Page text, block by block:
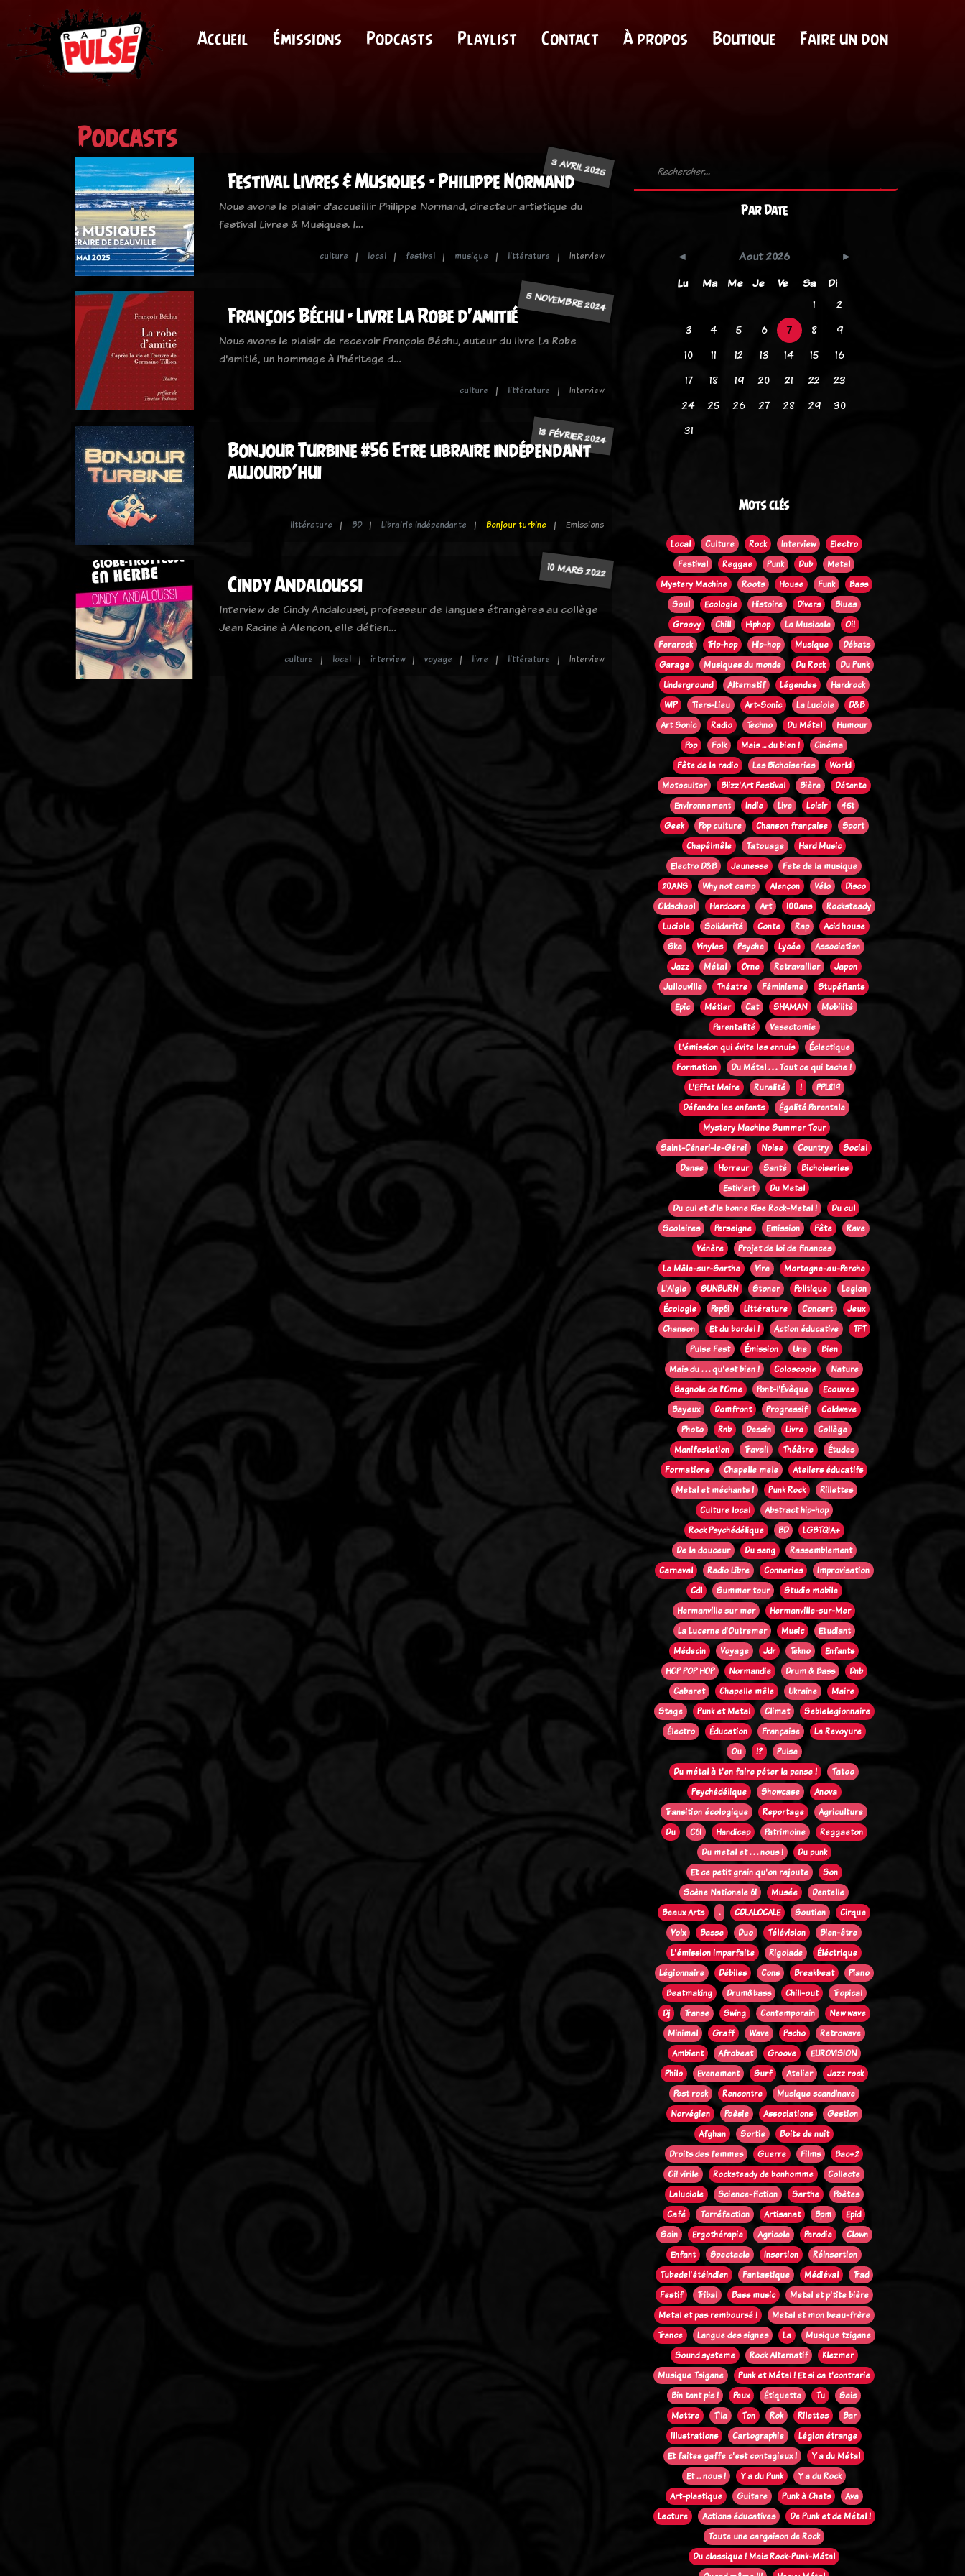
Accueil Émissions Podcasts Playlist Contact À propos Boutique Faire un don
Podcasts
3 AVRIL 2025
Festival Livres & Musiques - Philippe Normand
Nous avons le plaisir d'accueillir Philippe Normand, directeur artistique du
festival Livres & Musiques. I…
culture local festival musique littérature Interview
5 NOVEMBRE 2024
François Béchu - Livre La Robe d'amitié
Nous avons le plaisir de recevoir François Béchu, auteur du livre La Robe
d'amitié, un hommage à l'héritage d…
culture littérature Interview
13 FÉVRIER 2024
Bonjour Turbine #56 Etre libraire indépendant
aujourd’hui
littérature BD Librairie indépendante Bonjour turbine Emissions
10 MARS 2022
Cindy Andaloussi
Interview de Cindy Andaloussi, professeur de langues étrangères au collège
Jean Racine à Alençon, elle détien…
culture local interview voyage livre littérature Interview
Par Date
Aout 2026
Lu
Ma Me Je Ve Sa
Di
1
2
3
4 5 6 7 8
9
10
11 12 13 14 15
16
17
18 19 20 21 22
23
24
25 26 27 28 29
30
31
Mots clés
Local Culture Rock Interview
Electro
Festival
Reggae Punk Dub
Metal
Mystery Machine
Roots House Funk
Bass
Soul
Ecologie Histoire Divers
Blues
Groovy
Chill Hiphop La Musicale
Oi!
Ferarock
Trip-hop Hip-hop Musique
Débats
Garage
Musiques du monde Du Rock
Du Punk
Underground
Alternatif Légendes
Hardrock
WIP
Tiers-Lieu Art-Sonic La Luciole
D&B
Art Sonic
Radio Techno Du Métal
Humour
Pop
Folk Mais ... du bien !
Cinéma
Fête de la radio
Les Bichoiseries
World
Motocultor
Blizz'Art Festival Bière
Détente
Environnement
Indie Live Loisir
45t
Geek
Pop culture Chanson française
Sport
Chapêlmêle
Tatouage
Hard Music
Electro D&B
Jeunesse
Fete de la musique
20ANS
Why not camp Alençon Vélo
Disco
Oldschool
Hardcore Art 100ans
Rocksteady
Luciole
Solidarité Conte Rap
Acid house
Ska
Vinyles Psyche Lycée
Association
Jazz
Métal Orne Retravailler
Japon
Jullouville
Théatre Féminisme
Stupéfiants
Epic
Métier Cat SHAMAN
Mobilité
Parentalité
Vasectomie
L’émission qui évite les ennuis
Éclectique
Formation
Du Métal . . . Tout ce qui tache !
L'Effet Maire
Ruralité !
PPL819
Défendre les enfants
Égalité Parentale
Mystery Machine Summer Tour
Saint-Céneri-le-Gérei
Noise Country
Social
Danse
Horreur Santé
Bichoiseries
Estiv'art
Du Metal
Du cul et d'la bonne Kise Rock-Metal !
Du cul
Scolaires
Perseigne Emission Fête
Rave
Vénère
Projet de loi de finances
Le Mêle-sur-Sarthe
Vire
Mortagne-au-Perche
L'Aigle
SUNBURN Stoner Politique
Legion
Écologie
Pep61 Littérature Concert
Jeux
Chanson
Et du bordel ! Action éducative
TFT
Pulse Fest
Émission Une
Bien
Mais du . . . qu'est bien !
Coloscopie
Nature
Bagnole de l'Orne
Pont-l'Évêque
Ecouves
Bayeux
Domfront Progressif
Coldwave
Photo
Rnb Dessin Livre
Collège
Manifestation
Travail Théâtre
Études
Formations
Chapelle mele
Ateliers éducatifs
Metal et méchants !
Punk Rock
Rillettes
Culture local
Abstract hip-hop
Rock Psychédélique
BD
LGBTQIA+
De la douceur
Du sang
Rassemblement
Carnaval
Radio Libre Conneries
Improvisation
Cdl
Summer tour
Studio mobile
Hermanville sur mer
Hermanville-sur-Mer
La Lucerne d'Outremer
Music
Etudiant
Médecin
Voyage Jdr Tekno
Enfants
HOP POP HOP
Normandie Drum & Bass
Dnb
Cabaret
Chapelle mêle Ukraine
Maire
Stage
Punk et Metal Climat
Seblelegionnaire
Électro
Éducation Française
La Revoyure
Ou
!?
Pulse
Du métal à t'en faire péter la panse !
Tatoo
Psychédélique
Showcase
Anova
Transition écologique
Reportage
Agriculture
Du
C61 Handicap Patrimoine
Reggaeton
Du metal et . . . nous !
Du punk
Et ce petit grain qu'on rajoute
Son
Scène Nationale 61
Musée
Dentelle
Beaux Arts
. CDLALOCALE Soutien
Cirque
Voix
Basse Duo Télévision
Bien-être
L'émission imparfaite
Rigolade
Éléctrique
Légionnaire
Débiles Cons Breakbeat
Piano
Beatmaking
Drum&bass Chill-out
Tropical
Dj
Transe Swing Contemporain
New wave
Minimal
Graff Wave Pscho
Retrowave
Ambient
Afrobeat Groove
EUROVISION
Philo
Evenement Surf Atelier
Jazz rock
Post rock
Rencontre
Musique scandinave
Norvégien
Poèsie Associations
Gestion
Afghan
Sortie
Boite de nuit
Droits des femmes
Guerre Films
Bac+2
Oi! virile
Rocksteady de bonhomme
Collecte
Laluciole
Science-fiction Sarthe
Poètes
Café
Torréfaction Artisanat Bpm
Epid
Soin
Ergothérapie Agricole Parodie
Clown
Enfant
Spectacle Insertion
Réinsertion
Tubedel'étéindien
Fantastique Médiéval
Trad
Festif
Tribal Bass music
Metal et p'tite bière
Metal et pas remboursé !
Metal et mon beau-frère
Trance
Langue des signes La
Musique tzigane
Sound systeme
Rock Alternatif
Klezmer
Musique Tsigane
Punk et Métal ! Et si ca t'contrarie
Bin tant pis !
Peux Étiquette Tu
Sais
Mettre
T'la Ton Rok Rilettes
Bar
Illustrations
Cartographie
Légion étrange
Et faites gaffe c'est contagieux !
Y a du Métal
Et ... nous !
Y a du Punk
Y a du Rock
Art-plastique
Guitare Punk à Chats
Ava
Lecture
Actions éducatives
De Punk et de Métal !
Toute une cargaison de Rock
Du classique ! Mais Rock-Punk-Métal